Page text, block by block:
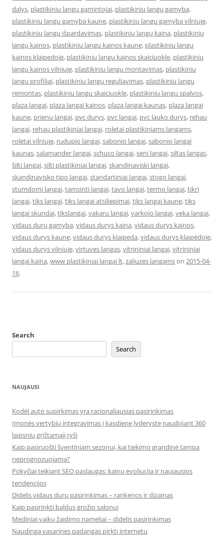
dalys, plastikiniu langu gamintojai, plastikinių langų gamyba,
plastikiniu langu gamyba kaune, plastikiniu langu gamyba vilniuje,
plastikinių langų išpardavimas, plastikinių langų kaina, plastikinių
langų kainos, plastikiniu langu kainos kaune, plastikiniu langu
kainos klaipedoje, plastikiniu langu kainos skaiciuokle, plastikiniu
langu kainos vilniuje, plastikiniu langu montavimas, plastikiniu
langu profiliai, plastikiniu langu reguliavimas, plastikiniu langu
remontas, plastikiniu langu skaiciuokle, plastikiniu langu spalvos,
plaza langai, plaza langai kainos, plaza langai kaunas, plaza langai
kaune, prienu langai, pvc durys, pvc langai, pvc lauko durys, rehau
langai, rehau plastikiniai langai, roletai plastikiniams langams,
roletai vilniuje, rudupio langai,sabonio langai,sabonio langai
kaunas,salamander langai,schuco langai,seni langai,siltas langas,
šilti langai,silti plastikiniai langai,skandinaviski langai,
skandinavisko tipo langai,standartiniai langai,stogo langai,
stumdomi langai,tamsinti langai,tavo langai,termo langai,tikri
langai,tiks langai,tiks langai atsiliepimai,tiks langai kaune,tiks
langai skundai,tikslangai,vakaru langai,varkojo langai,veka langai,
vidaus durų gamyba,vidaus durys kaina,vidaus durys kainos,
vidaus durys kaune,vidaus durys klaipeda,vidaus durys klaipėdoje,
vidaus durys vilniuje,virtuves langas,vitrininiai langai,vitrininiai
langai kaina,www plastikiniai langai lt,zaliuzes langamson 2015-04-
16.
Search
Search
NAUJAUSI
Kodėl auto supirkimas yra racionaliausias pasirinkimas
Įmonės vertybių integravimas į kasdienę lyderystę naudojant 360
laipsnių grįžtamąjį ryšį
Kaip pasiruošti šventiniam sezonui, kai tiekimo grandinė tampa
neprognozuojama?
Pokyčiai teikiant SEO paslaugas: kainų evoliucija ir naujausios
tendencijos
Didelis vidaus durų pasirinkimas – rankenos ir dizainas
Kaip pasirinkti baldus grožio salonui
Mediniai vaikų žaidimo nameliai – didelis pasirinkimas
Naudinga vasarines padangas pirkti internetu